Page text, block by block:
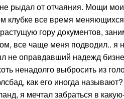
рыдал от отчаяния. Мощи
клубке все время
гору документов,
все чаще меня подводил.. я
не оправдавший надежд
ненадолго выбросить из
как его иногда
я мечтал забраться в